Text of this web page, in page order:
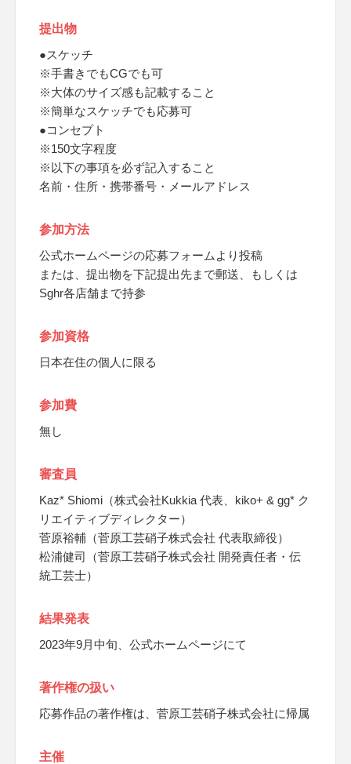
提出物
●スケッチ
※手書きでもCGでも可
※大体のサイズ感も記載すること
※簡単なスケッチでも応募可
●コンセプト
※150文字程度
※以下の事項を必ず記入すること
名前・住所・携帯番号・メールアドレス
参加方法
公式ホームページの応募フォームより投稿
または、提出物を下記提出先まで郵送、もしくは
Sghr各店舗まで持参
参加資格
日本在住の個人に限る
参加費
無し
審査員
Kaz* Shiomi（株式会社Kukkia 代表、kiko+ & gg* ク
リエイティブディレクター）
菅原裕輔（菅原工芸硝子株式会社 代表取締役）
松浦健司（菅原工芸硝子株式会社 開発責任者・伝
統工芸士）
結果発表
2023年9月中旬、公式ホームページにて
著作権の扱い
応募作品の著作権は、菅原工芸硝子株式会社に帰属
主催